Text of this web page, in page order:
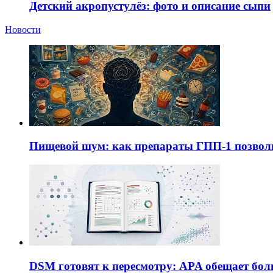
Детский акропустулёз: фото и описание сыпи
Новости
Пищевой шум: как препараты ГПП-1
DSM готовят к пересмотру: APA обещает